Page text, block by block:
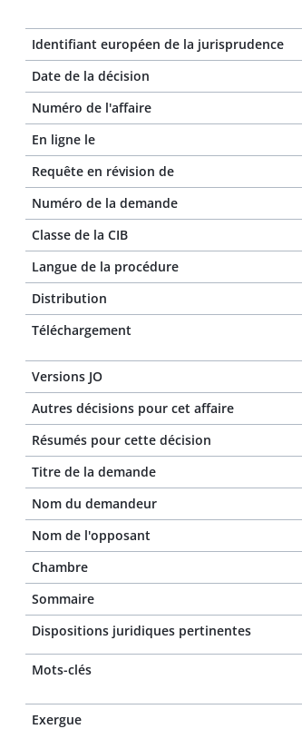
Identifiant européen de la jurisprudence
Date de la décision
Numéro de l'affaire
En ligne le
Requête en révision de
Numéro de la demande
Classe de la CIB
Langue de la procédure
Distribution
Téléchargement
Versions JO
Autres décisions pour cet affaire
Résumés pour cette décision
Titre de la demande
Nom du demandeur
Nom de l'opposant
Chambre
Sommaire
Dispositions juridiques pertinentes
Mots-clés
Exergue